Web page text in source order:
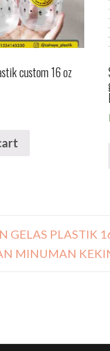
custom 16 oz
GELAS PLASTIK
MINUMAN